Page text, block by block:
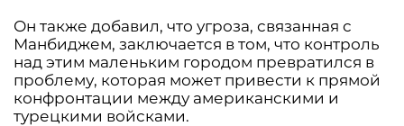
Он также добавил, что угроза, связанная с
Манбиджем, заключается в том, что контроль
над этим маленьким городом превратился в
проблему, которая может привести к прямой
конфронтации между американскими и
турецкими войсками.